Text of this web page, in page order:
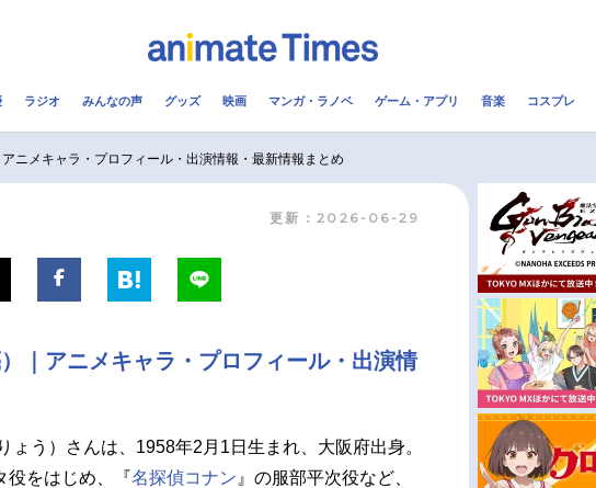
2.5次元 配信・Vtuber
アニメ映画一覧
男性声優/女性声優一覧
今期アニメ曜日別一覧
夏アニメ
ラジオ みんなの声 グッズ 映画 マンガ・ラノベ ゲーム・アプリ 音楽 コスプレ
ニメキャラ・プロフィール・出演情報・最新情報まとめ
更新：2026-06-29
｜アニメキャラ・プロフィール・出演情
ょう）さんは、1958年2月1日生まれ、大阪府出身。
役をはじめ、『名探偵コナン 』の服部平次役など、